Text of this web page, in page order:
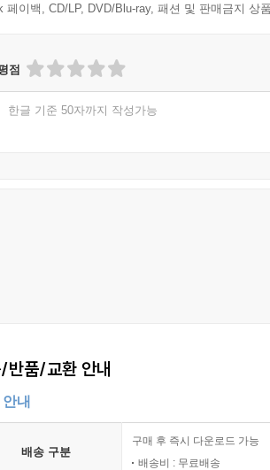
페이백, CD/LP, DVD/Blu-ray, 패션 및 판매금지 상
점
한글 기준 50자까지 작성가능
반품/교환 안내
내
배송 구분
구매 후 즉시 다운로드 가능
배송비 : 무료배송